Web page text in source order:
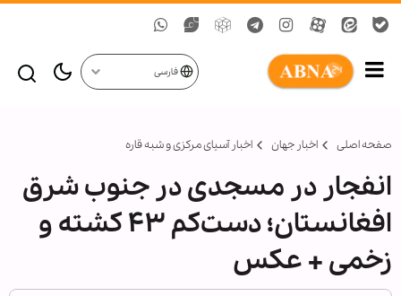
فارسی
صفحه اصلی اخبار جهان اخبار آسیای مرکزی و شبه قاره
انفجار در مسجدی در جنوب ‌شرق
افغانستان؛ دست‌کم ۴۳ کشته و
زخمی + عکس